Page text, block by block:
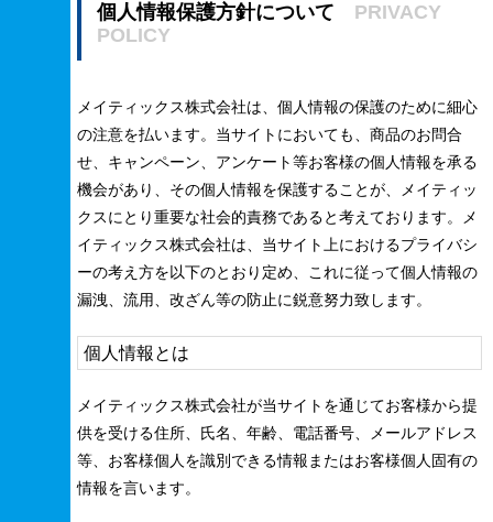
個人情報保護方針について PRIVACY
POLICY
メイティックス株式会社は、個人情報の保護のために細心
の注意を払います。当サイトにおいても、商品のお問合
せ、キャンペーン、アンケート等お客様の個人情報を承る
機会があり、その個人情報を保護することが、メイティッ
クスにとり重要な社会的責務であると考えております。メ
イティックス株式会社は、当サイト上におけるプライバシ
ーの考え方を以下のとおり定め、これに従って個人情報の
漏洩、流用、改ざん等の防止に鋭意努力致します。
個人情報とは
メイティックス株式会社が当サイトを通じてお客様から提
供を受ける住所、氏名、年齢、電話番号、メールアドレス
等、お客様個人を識別できる情報またはお客様個人固有の
情報を言います。